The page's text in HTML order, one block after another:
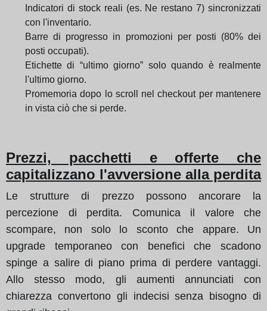
Indicatori di stock reali (es. Ne restano 7) sincronizzati
con l'inventario.
Barre di progresso in promozioni per posti (80% dei
posti occupati).
Etichette di “ultimo giorno” solo quando è realmente
l'ultimo giorno.
Promemoria dopo lo scroll nel checkout per mantenere
in vista ciò che si perde.
Prezzi, pacchetti e offerte che
capitalizzano l'avversione alla perdita
Le strutture di prezzo possono ancorare la
percezione di perdita. Comunica il valore che
scompare, non solo lo sconto che appare. Un
upgrade temporaneo con benefici che scadono
spinge a salire di piano prima di perdere vantaggi.
Allo stesso modo, gli aumenti annunciati con
chiarezza convertono gli indecisi senza bisogno di